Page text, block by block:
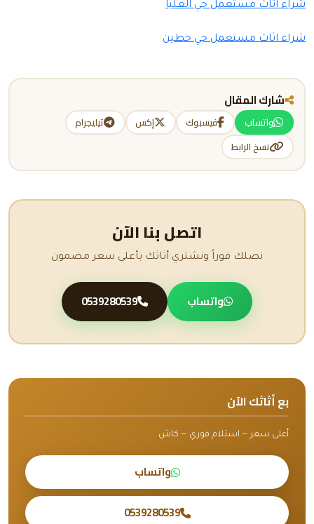
شراء اثاث مستعمل حي العليا
شراء اثاث مستعمل حي حطين
شارك المقال
واتساب فيسبوك إكس
تيليجرام
نسخ الرابط
اتصل بنا الآن
نصلك فوراً ونشتري أثاثك بأعلى سعر مضمون
واتساب 0539280539
بع أثاثك الآن
أعلى سعر — استلام فوري — كاش
واتساب
0539280539